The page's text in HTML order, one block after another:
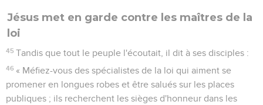
Jésus met en garde contre les maîtres de la
loi
45 Tandis que tout le peuple l'écoutait, il dit à ses disciples :
46 « Méfiez-vous des spécialistes de la loi qui aiment se
promener en longues robes et être salués sur les places
publiques ; ils recherchent les sièges d'honneur dans les